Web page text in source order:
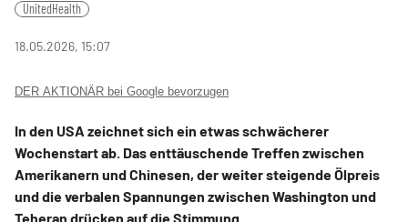
UnitedHealth
18.05.2026, 15:07
DER AKTIONÄR bei Google bevorzugen
In den USA zeichnet sich ein etwas schwächerer
Wochenstart ab. Das enttäuschende Treffen zwischen
Amerikanern und Chinesen, der weiter steigende Ölpreis
und die verbalen Spannungen zwischen Washington und
Teheran drücken auf die Stimmung.